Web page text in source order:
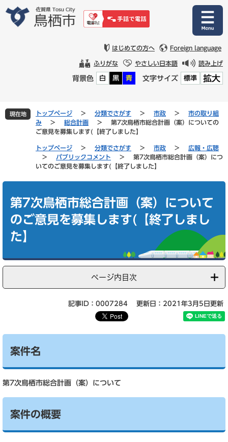
文
はじめての方へ Foreign language
ふりがな やさしい日本語 読み上げ
背景色 白 黒 青 文字サイズ 標準 拡大
現在地 トップページ > 分類でさがす > 市政 >
市の取り組
み
> 総合計画 >
第7次鳥栖市総合計画（案）についての
ご意見を募集します(【終了しました】
トップページ > 分類でさがす > 市政 >
広報・広聴
>
パブリックコメント >
第7次鳥栖市総合計画（案）につ
いてのご意見を募集します(【終了しました】
第7次鳥栖市総合計画（案）について
のご意見を募集します(【終了しまし
た】
ページ内目次
記事ID：0007284 更新日：2021年3月5日更新
案件名
第7次鳥栖市総合計画（案）について
案件の概要